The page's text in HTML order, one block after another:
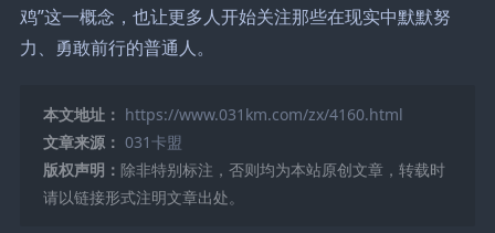
鸡”这一概念，也让更多人开始关注那些在现实中默默努
力、勇敢前行的普通人。
本文地址： https://www.031km.com/zx/4160.html
文章来源： 031卡盟
版权声明： 除非特别标注，否则均为本站原创文章，转载时
请以链接形式注明文章出处。